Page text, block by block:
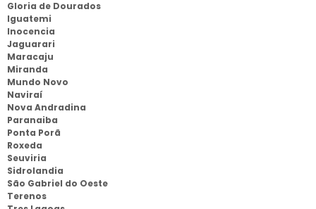
Gloria de Dourados
Iguatemi
Inocencia
Jaguarari
Maracaju
Miranda
Mundo Novo
Naviraí
Nova Andradina
Paranaiba
Ponta Porã
Roxeda
Seuviria
Sidrolandia
São Gabriel do Oeste
Terenos